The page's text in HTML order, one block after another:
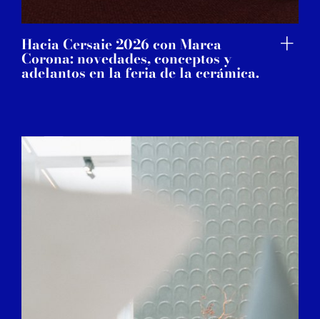
Hacia Cersaie 2026 con Marca
Corona: novedades, conceptos y
adelantos en la feria de la cerámica.